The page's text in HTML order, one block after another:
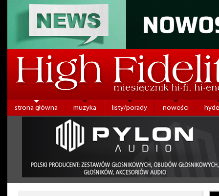
strona główna muzyka listy/porady nowości